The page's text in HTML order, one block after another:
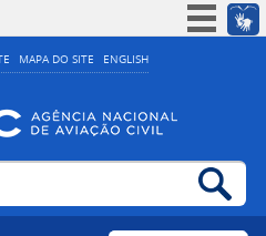
MAPA DO SITE ENGLISH
Simplifique!
Acesso à informação
Legislação